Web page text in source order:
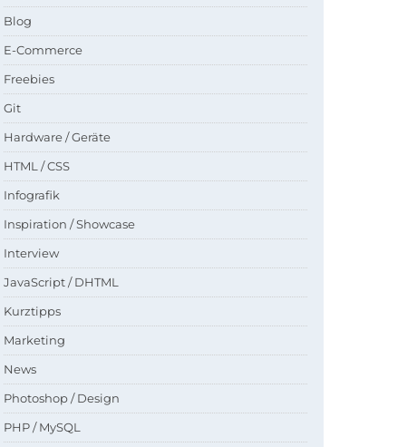
Blog
E-Commerce
Freebies
Git
Hardware / Geräte
HTML / CSS
Infografik
Inspiration / Showcase
Interview
JavaScript / DHTML
Kurztipps
Marketing
News
Photoshop / Design
PHP / MySQL